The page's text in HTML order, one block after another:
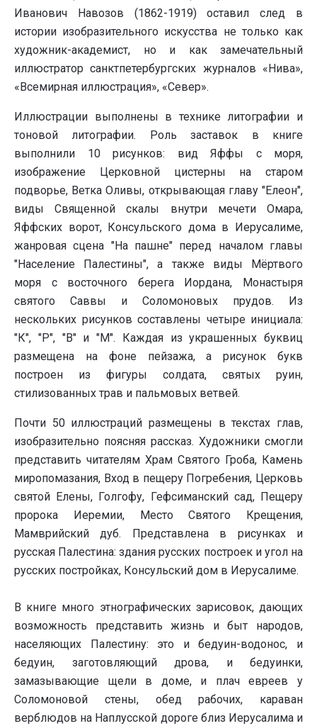
Иванович Навозов (1862-1919) оставил след в
истории изобразительного искусства не только как
художник-академист, но и как замечательный
иллюстратор санктпетербургских журналов «Нива»,
«Всемирная иллюстрация», «Север».
Иллюстрации выполнены в технике литографии и
тоновой литографии. Роль заставок в книге
выполнили 10 рисунков: вид Яффы с моря,
изображение Церковной цистерны на старом
подворье, Ветка Оливы, открывающая главу "Елеон",
виды Священной скалы внутри мечети Омара,
Яффских ворот, Консульского дома в Иерусалиме,
жанровая сцена "На пашне" перед началом главы
"Население Палестины", а также виды Мёртвого
моря с восточного берега Иордана, Монастыря
святого Саввы и Соломоновых прудов. Из
нескольких рисунков составлены четыре инициала:
"К", "Р", "В" и "М". Каждая из украшенных буквиц
размещена на фоне пейзажа, а рисунок букв
построен из фигуры солдата, святых руин,
стилизованных трав и пальмовых ветвей.
Почти 50 иллюстраций размещены в текстах глав,
изобразительно поясняя рассказ. Художники смогли
представить читателям Храм Святого Гроба, Камень
миропомазания, Вход в пещеру Погребения, Церковь
святой Елены, Голгофу, Гефсиманский сад, Пещеру
пророка Иеремии, Место Святого Крещения,
Мамврийский дуб. Представлена в рисунках и
русская Палестина: здания русских построек и угол на
русских постройках, Консульский дом в Иерусалиме.
В книге много этнографических зарисовок, дающих
возможность представить жизнь и быт народов,
населяющих Палестину: это и бедуин-водонос, и
бедуин, заготовляющий дрова, и бедуинки,
замазывающие щели в доме, и плач евреев у
Соломоновой стены, обед рабочих, караван
верблюдов на Наплусской дороге близ Иерусалима и